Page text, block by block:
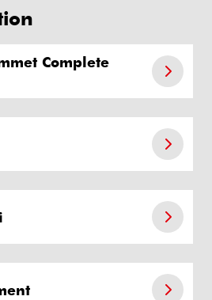
Complete